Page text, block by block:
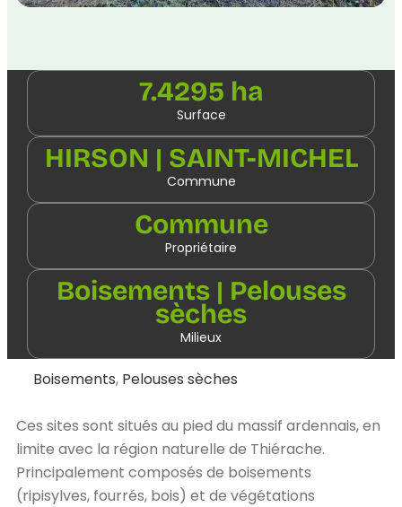
7.4295 ha
Surface
HIRSON | SAINT-MICHEL
Commune
Commune
Propriétaire
Boisements | Pelouses
sèches
Milieux
Boisements, Pelouses sèches
Ces sites sont situés au pied du massif ardennais, en
limite avec la région naturelle de Thiérache.
Principalement composés de boisements
(ripisylves, fourrés, bois) et de végétations